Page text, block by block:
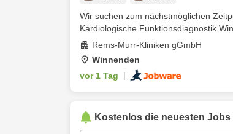
Wir suchen zum nächstmöglichen
Kardiologische Funktionsdiagnostik
Rems-Murr-Kliniken gGmbH
Winnenden
vor 1 Tag
Kostenlos die neuesten Jobs